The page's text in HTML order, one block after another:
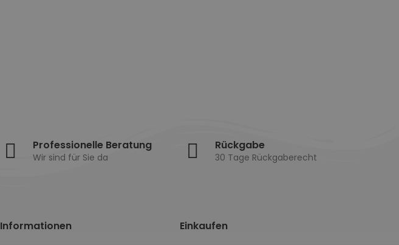
Professionelle Beratung
Wir sind für Sie da
Rückgabe
30 Tage Rückgaberecht
Informationen Einkaufen